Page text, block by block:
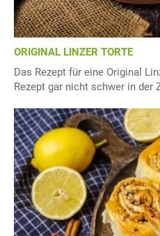
ORIGINAL LINZER TORTE
Das Rezept für eine Original
Rezept gar nicht schwer in der